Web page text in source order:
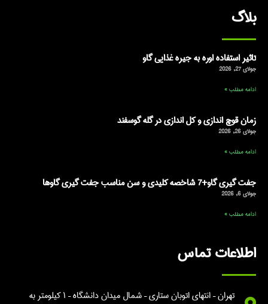
بلاگ
تاثیر استفاده اوره به جیره غذایی گاو
جولای 27, 2026
ادامه مطلب »
زمان قوچ اندازی و کل اندازی در گله گوسفند
جولای 26, 2026
ادامه مطلب »
جفت گیری گاو+7 شاخصه کلیدی و سن مناسب جفت گیری گاوها
جولای 6, 2026
ادامه مطلب »
اطلاعات تماس
تهران – انتهای اتوبان ستاری – شمال میدان دانشگاه – ۱ کیلومتر به